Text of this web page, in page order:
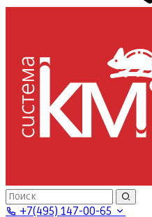
+7(495) 147-00-65